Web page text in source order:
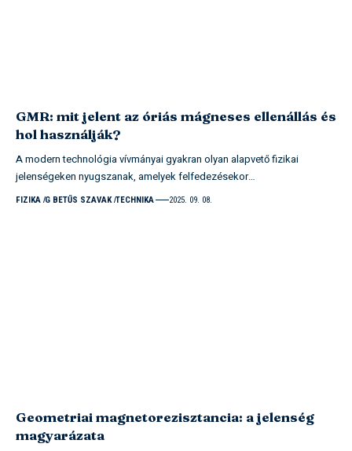
GMR: mit jelent az óriás mágneses ellenállás és
hol használják?
A modern technológia vívmányai gyakran olyan alapvető fizikai
jelenségeken nyugszanak, amelyek felfedezésekor…
FIZIKA G BETŰS SZAVAK TECHNIKA 2025. 09. 08.
Geometriai magnetorezisztancia: a jelenség
magyarázata